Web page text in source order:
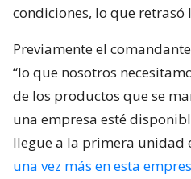
condiciones, lo que retrasó
Previamente el
“lo que nosotros
de los productos que se
una empresa esté
llegue a la primera unidad
una vez más en esta